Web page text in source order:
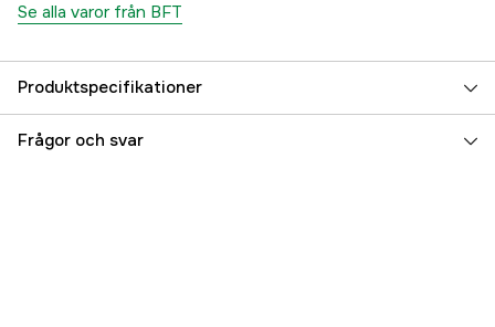
Se alla varor från BFT
Produktspecifikationer
Referensnummer 5000013991
Frågor och svar